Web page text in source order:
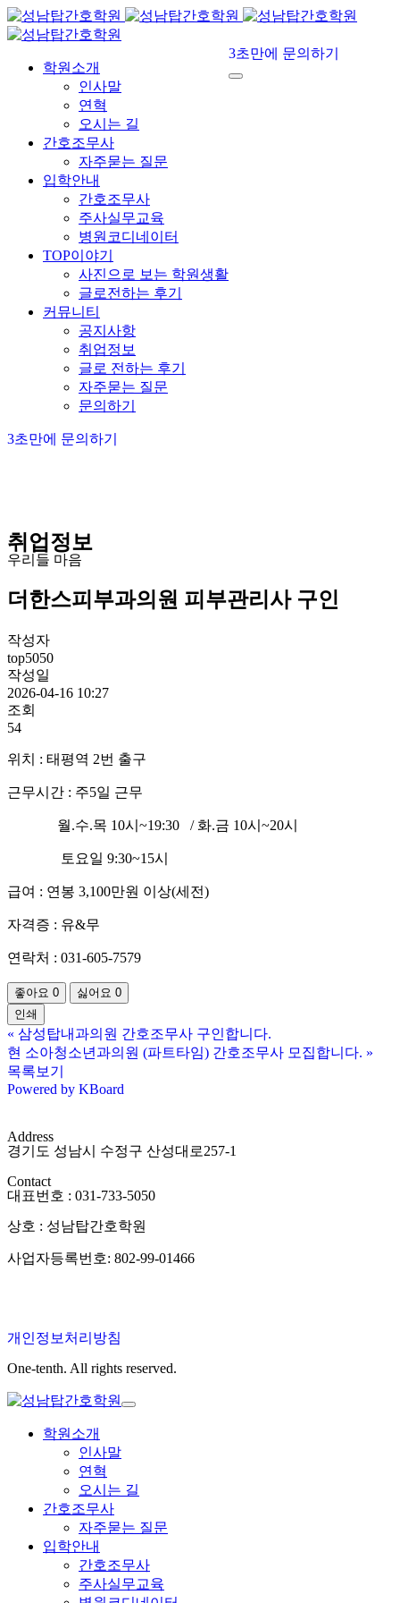
학원소개
인사말
연혁
오시는 길
간호조무사
자주묻는 질문
입학안내
간호조무사
주사실무교육
병원코디네이터
TOP이야기
사진으로 보는 학원생활
글로전하는 후기
커뮤니티
공지사항
취업정보
글로 전하는 후기
자주묻는 질문
문의하기
3초만에 문의하기
3초만에 문의하기
취업정보
우리들 마음
더한스피부과의원 피부관리사 구인
작성자
top5050
작성일
2026-04-16 10:27
조회
54
위치 : 태평역 2번 출구
근무시간 : 주5일 근무
월.수.목 10시~19:30 / 화.금 10시~20시
토요일 9:30~15시
급여 : 연봉 3,100만원 이상(세전)
자격증 : 유&무
연락처 : 031-605-7579
좋아요 0 싫어요 0
인쇄
« 삼성탑내과의원 간호조무사 구인합니다.
현 소아청소년과의원 (파트타임) 간호조무사 모집합니다. »
목록보기
Powered by KBoard
Address
경기도 성남시 수정구 산성대로257-1
Contact
대표번호 : 031-733-5050
상호 : 성남탑간호학원
사업자등록번호: 802-99-01466
개인정보처리방침
One-tenth. All rights reserved.
학원소개
인사말
연혁
오시는 길
간호조무사
자주묻는 질문
입학안내
간호조무사
주사실무교육